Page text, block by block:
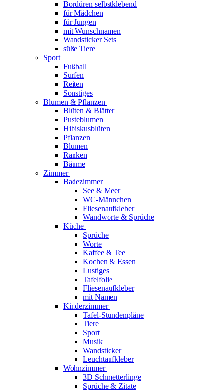
Bordüren selbstklebend
für Mädchen
für Jungen
mit Wunschnamen
Wandsticker Sets
süße Tiere
Sport
Fußball
Surfen
Reiten
Sonstiges
Blumen & Pflanzen
Blüten & Blätter
Pusteblumen
Hibiskusblüten
Pflanzen
Blumen
Ranken
Bäume
Zimmer
Badezimmer
See & Meer
WC-Männchen
Fliesenaufkleber
Wandworte & Sprüche
Küche
Sprüche
Worte
Kaffee & Tee
Kochen & Essen
Lustiges
Tafelfolie
Fliesenaufkleber
mit Namen
Kinderzimmer
Tafel-Stundenpläne
Tiere
Sport
Musik
Wandsticker
Leuchtaufkleber
Wohnzimmer
3D Schmetterlinge
Sprüche & Zitate